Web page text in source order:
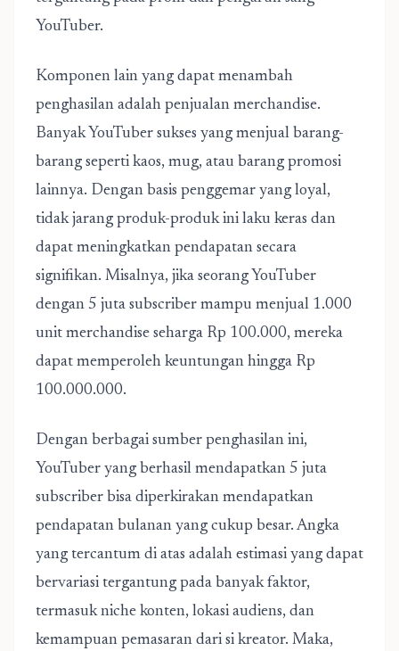
YouTuber.
Komponen lain yang dapat menambah
penghasilan adalah penjualan merchandise.
Banyak YouTuber sukses yang menjual barang-
barang seperti kaos, mug, atau barang promosi
lainnya. Dengan basis penggemar yang loyal,
tidak jarang produk-produk ini laku keras dan
dapat meningkatkan pendapatan secara
signifikan. Misalnya, jika seorang YouTuber
dengan 5 juta subscriber mampu menjual 1.000
unit merchandise seharga Rp 100.000, mereka
dapat memperoleh keuntungan hingga Rp
100.000.000.
Dengan berbagai sumber penghasilan ini,
YouTuber yang berhasil mendapatkan 5 juta
subscriber bisa diperkirakan mendapatkan
pendapatan bulanan yang cukup besar. Angka
yang tercantum di atas adalah estimasi yang dapat
bervariasi tergantung pada banyak faktor,
termasuk niche konten, lokasi audiens, dan
kemampuan pemasaran dari si kreator. Maka,